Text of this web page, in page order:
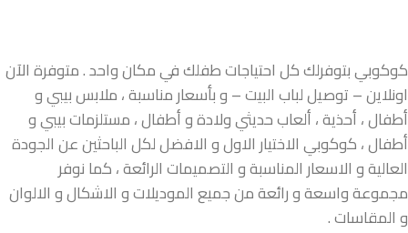
كوكوبي بتوفرلك كل احتياجات طفلك في مكان واحد . متوفرة الآن
اونلاين – توصيل لباب البيت – و بأسعار مناسبة ، ملابس بيبي و
أطفال ، أحذية ، ألعاب حديثي ولادة و أطفال ، مستلزمات بيبي و
أطفال ، كوكوبي الاختيار الاول و الافضل لكل الباحثين عن الجودة
العالية و الاسعار المناسبة و التصميمات الرائعة ، كما نوفر
مجموعة واسعة و رائعة من جميع الموديلات و الاشكال و الالوان
و المقاسات .